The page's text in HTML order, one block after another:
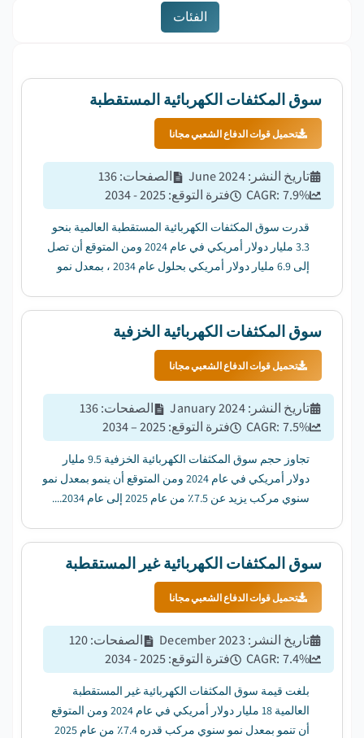
الفئات
سوق المكثفات الكهربائية المستقطبة
تحميل قوات الدفاع الشعبي مجانا
تاريخ النشر :
June 2024 الصفحات:
136
CAGR: 7.9% فترة التوقع:
2025 - 2034
قدرت سوق المكثفات الكهربائية المستقطبة العالمية بنحو
3.3 مليار دولار أمريكي في عام 2024 ومن المتوقع أن تصل
إلى 6.9 مليار دولار أمريكي بحلول عام 2034 ، بمعدل نمو
سوق المكثفات الكهربائية الخزفية
تحميل قوات الدفاع الشعبي مجانا
تاريخ النشر :
January 2024 الصفحات:
136
CAGR: 7.5% فترة التوقع:
2025 – 2034
تجاوز حجم سوق المكثفات الكهربائية الخزفية 9.5 مليار
دولار أمريكي في عام 2024 ومن المتوقع أن ينمو بمعدل نمو
سنوي مركب يزيد عن 7.5٪ من عام 2025 إلى عام 2034....
سوق المكثفات الكهربائية غير المستقطبة
تحميل قوات الدفاع الشعبي مجانا
تاريخ النشر :
December 2023 الصفحات:
120
CAGR: 7.4% فترة التوقع:
2025 - 2034
بلغت قيمة سوق المكثفات الكهربائية غير المستقطبة
العالمية 18 مليار دولار أمريكي في عام 2024 ومن المتوقع
أن تنمو بمعدل نمو سنوي مركب قدره 7.4٪ من عام 2025